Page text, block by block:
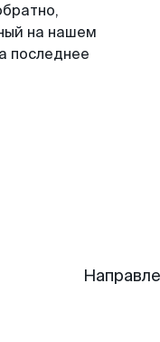
на нашем
последнее